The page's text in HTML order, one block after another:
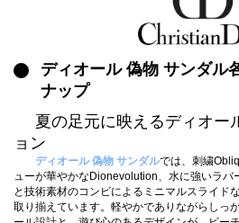
録
ー
ー
管
お
ら
せ
yoyocopys@gmail.com
2026人気特集
バッグ
財布
時計
服
ズボン
衣装セット
靴
住まい用品
アクセサリー
ベルト
スカーフ
アイフォーンケ
ース
小物
当店は正真正銘のn級スーパーコピーの
📢 2026春の新作続々更新中！期間中のご
新作入荷！ルイ・ヴィトンスーパーコ
ディオール 偽物 サンダル
ナップ
夏の足元に映えるディオー
ョン
ディオール 偽物 サンダルでは、刺繍
ューが華やかなDionevolution、水に強いラバ
と技術素材のコンビによるミニマルスライド
取り揃えています。軽やかでありながらしっ